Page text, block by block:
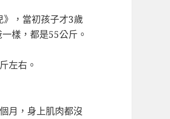
，當初孩子才3歲
樣，都是55公斤。
左右。
月，身上肌肉都沒